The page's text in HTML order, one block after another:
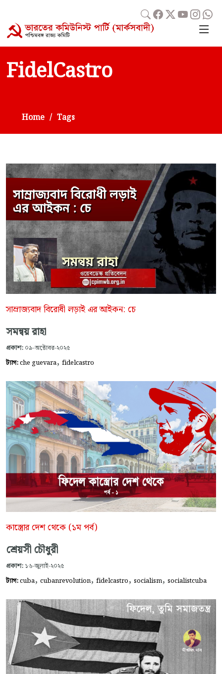
FidelCastro
Home Tags
সাম্রাজ্যবাদ বিরোধী লড়াই এর আইকন: চে
সমন্বয় রাহা
প্রকাশ: ০৯-অক্টোবর-২০২৫
ট্যাগ:che guevara, fidelcastro
কাস্ত্রোর দেশ থেকে (১ম পর্ব)
শ্রেয়সী চৌধুরী
প্রকাশ: ১৬-জুলাই-২০২৫
ট্যাগ:cuba, cubanrevolution, fidelcastro, socialism, socialistcuba